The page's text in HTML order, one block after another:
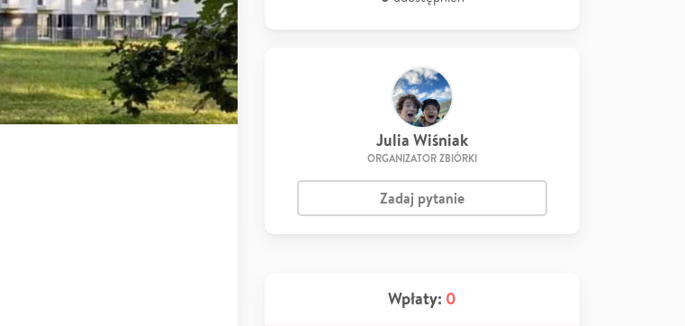
Julia Wiśniak
ORGANIZATOR ZBIÓRKI
Zadaj pytanie
Wpłaty: 0